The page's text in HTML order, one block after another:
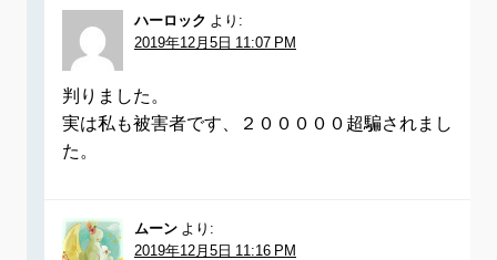
ハーロック より:
2019年12月5日 11:07 PM
判りました。
実は私も被害者です、２０００００超騙されまし
た。
ムーン より:
2019年12月5日 11:16 PM